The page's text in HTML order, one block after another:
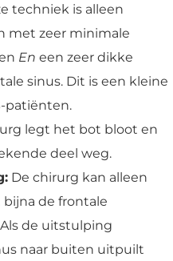
techniek is alleen
met zeer minimale
En een zeer dikke
sinus. Dit is een kleine
patiënten.
legt het bot bloot en
deel weg.
De chirurg kan alleen
de frontale
de uitstulping
naar buiten uitpuilt